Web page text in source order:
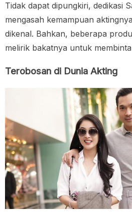
Tidak dapat dipungkiri, dedikasi
mengasah kemampuan
dikenal. Bahkan, beberapa
melirik bakatnya untuk
Terobosan di Dunia Akting